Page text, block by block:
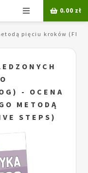
Menu 0.00 zł
pięciu kroków (FIVE
- OCENA
METODĄ
STEPS)